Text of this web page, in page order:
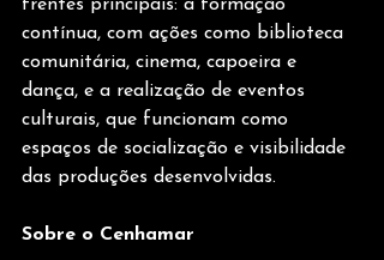
frentes principais: a formação
contínua, com ações como biblioteca
comunitária, cinema, capoeira e
dança, e a realização de eventos
culturais, que funcionam como
espaços de socialização e visibilidade
das produções desenvolvidas.
Sobre o Cenhamar